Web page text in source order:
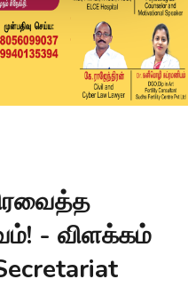
- விளக்கம்